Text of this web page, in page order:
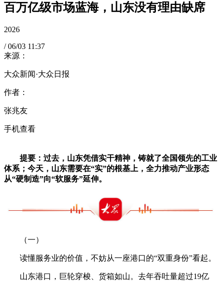
百万亿级市场蓝海，山东没有理由缺席
2026
/ 06/03 11:37
来源：
大众新闻·大众日报
作者：
张兆友
手机查看
提要：过去，山东凭借实干精神，铸就了全国领先的工业
体系；今天，山东需要在“实”的根基上，全力推动产业形态
从“硬制造”向“软服务”延伸。
（一）
读懂服务业的价值，不妨从一座港口的“双重身份”看起。
山东港口，巨轮穿梭、货箱如山。去年吞吐量超过19亿